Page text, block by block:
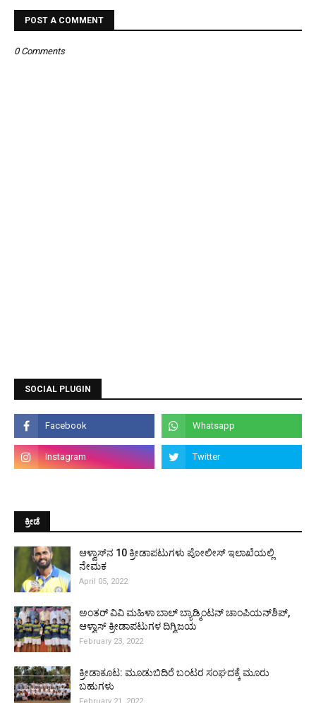
POST A COMMENT
0 Comments
SOCIAL PLUGIN
ಕ್ರೀಡೆ
ಆಳ್ವಾಸ್‌ನ 10 ಕ್ರೀಡಾಪಟುಗಳು ಪೋಲೀಸ್ ಇಲಾಖೆಯಲ್ಲಿ
ನೇಮಕ
April 05, 2022
ಅಂತರ್ ವಿವಿ ಮಹಿಳಾ ಬಾಲ್ ಬ್ಯಾಡ್ಮಿಂಟನ್ ಚಾಂಪಿಯನ್‌ಶಿಪ್,
ಆಳ್ವಾಸ್ ಕ್ರೀಡಾಪಟುಗಳ ದಿಗ್ವಿಜಯ
February 23, 2022
ಕ್ರೀಡಾಕೂಟ: ಮೂಡುಬಿದಿರೆ ಬಂಟರ ಸಂಘದಕ್ಕೆ ಮೂರು
ಬಹುಗಳು